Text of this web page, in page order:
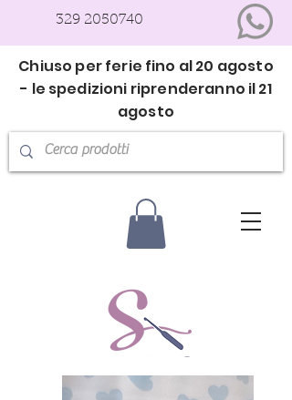
329 2050740
Chiuso per ferie fino al 20 agosto
- le spedizioni riprenderanno il 21
agosto